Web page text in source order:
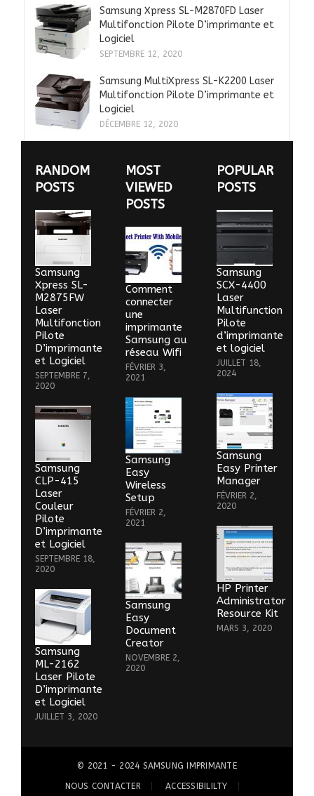
Samsung Xpress SL-M2870FD Laser
Multifonction Pilote D’imprimante et
Logiciel
SEPTEMBRE 12, 2020
Samsung MultiXpress SL-K2200 Laser
Multifonction Pilote D’imprimante et
Logiciel
DÉCEMBRE 12, 2020
RANDOM
POSTS
Samsung
Xpress SL-
M2875FW
Laser
Multifonction
Pilote
D’imprimante
et Logiciel
SEPTEMBRE 7,
2020
Samsung
CLP-415
Laser
Couleur
Pilote
D’imprimante
et Logiciel
SEPTEMBRE 18,
2020
Samsung
ML-2162
Laser Pilote
D’imprimante
et Logiciel
JUILLET 3, 2020
MOST
VIEWED
POSTS
Comment
connecter
une
imprimante
Samsung au
réseau Wifi
FÉVRIER 3,
2021
Samsung
Easy
Wireless
Setup
FÉVRIER 2,
2021
Samsung
Easy
Document
Creator
NOVEMBRE 2,
2020
POPULAR
POSTS
Samsung
SCX-4400
Laser
Multifunction
Pilote
d’imprimante
et logiciel
JUILLET 18,
2024
Samsung
Easy Printer
Manager
FÉVRIER 2,
2020
HP Printer
Administrator
Resource Kit
MARS 3, 2020
© 2021 - 2024 SAMSUNG IMPRIMANTE
NOUS CONTACTER ACCESSIBILILTY